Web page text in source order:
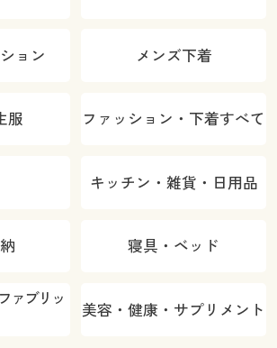
ョン メンズ下着
服 ファッション・下着すべて
キッチン・雑貨・日用品
寝具・ベッド
ァブリッ
美容・健康・サプリメント